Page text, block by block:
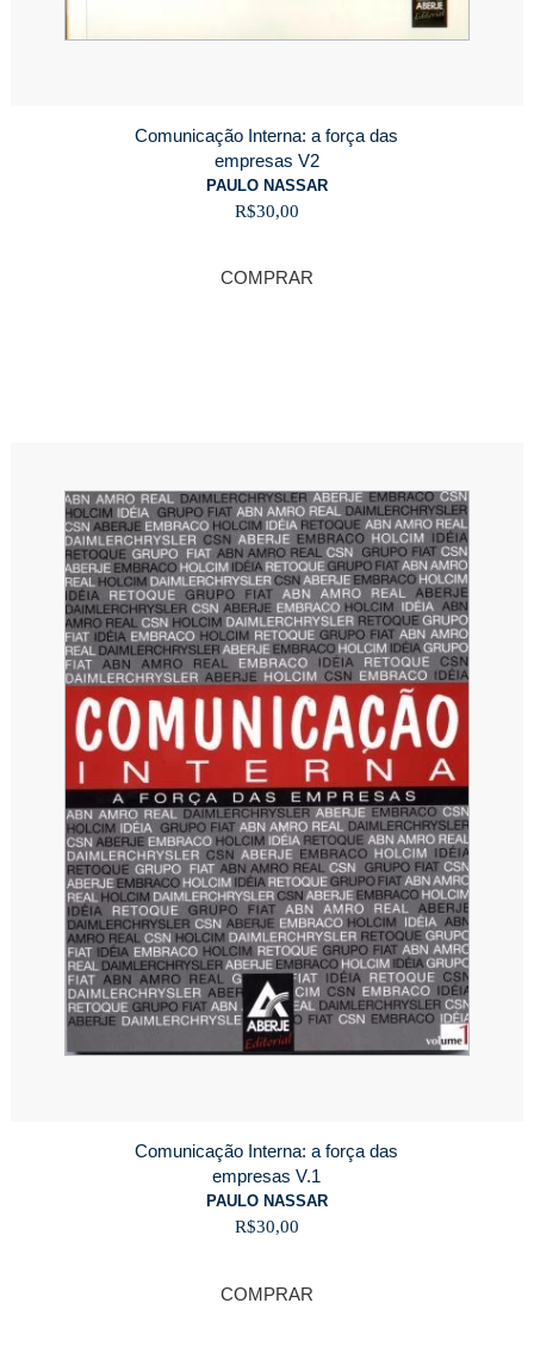
Comunicação Interna: a força das
empresas V2
PAULO NASSAR
R$30,00
COMPRAR
Comunicação Interna: a força das
empresas V.1
PAULO NASSAR
R$30,00
COMPRAR